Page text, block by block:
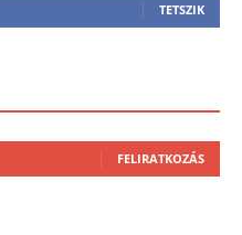
TETSZIK
FELIRATKOZÁS